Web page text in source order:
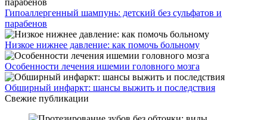
Гипоаллергенный шампунь: детский без сульфатов и
парабенов
Низкое нижнее давление: как помочь больному
Особенности лечения ишемии головного мозга
Обширный инфаркт: шансы выжить и последствия
Свежие публикации